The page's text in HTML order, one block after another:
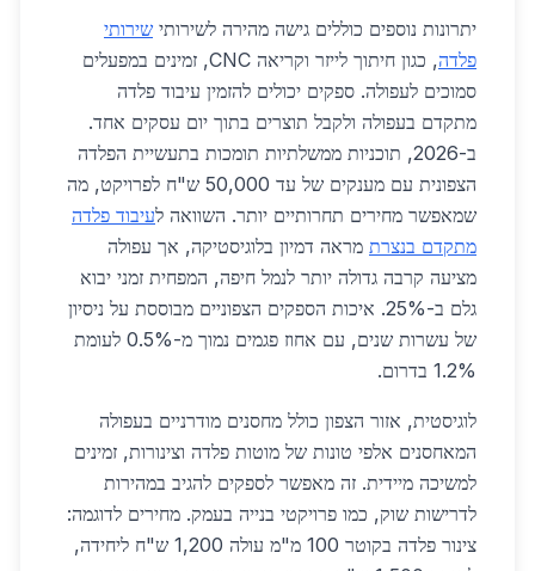
יתרונות נוספים כוללים גישה מהירה לשירותי שירותי
פלדה
, כגון חיתוך לייזר וקריאה CNC, זמינים במפעלים
סמוכים לעפולה. ספקים יכולים להזמין עיבוד פלדה
מתקדם בעפולה ולקבל תוצרים בתוך יום עסקים אחד.
ב-2026, תוכניות ממשלתיות תומכות בתעשיית הפלדה
הצפונית עם מענקים של עד 50,000 ש"ח לפרויקט, מה
שמאפשר מחירים תחרותיים יותר. השוואה לעיבוד פלדה
מתקדם בנצרת מראה דמיון בלוגיסטיקה, אך עפולה
מציעה קרבה גדולה יותר לנמל חיפה, המפחית זמני יבוא
גלם ב-25%. איכות הספקים הצפוניים מבוססת על ניסיון
של עשרות שנים, עם אחוז פגמים נמוך מ-0.5% לעומת
1.2% בדרום.
לוגיסטית, אזור הצפון כולל מחסנים מודרניים בעפולה
המאחסנים אלפי טונות של מוטות פלדה וצינורות, זמינים
למשיכה מיידית. זה מאפשר לספקים להגיב במהירות
לדרישות שוק, כמו פרויקטי בנייה בעמק. מחירים לדוגמה:
צינור פלדה בקוטר 100 מ"מ עולה 1,200 ש"ח ליחידה,